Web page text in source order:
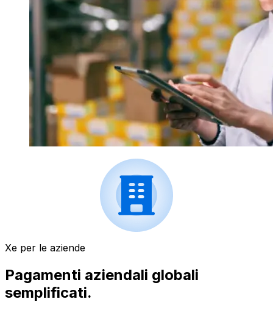
Xe per le aziende
Pagamenti aziendali globali
semplificati.